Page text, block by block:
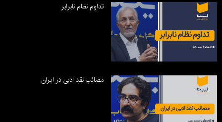
تداوم نظام نابرابر
مصائب نقد ادبی در ایران